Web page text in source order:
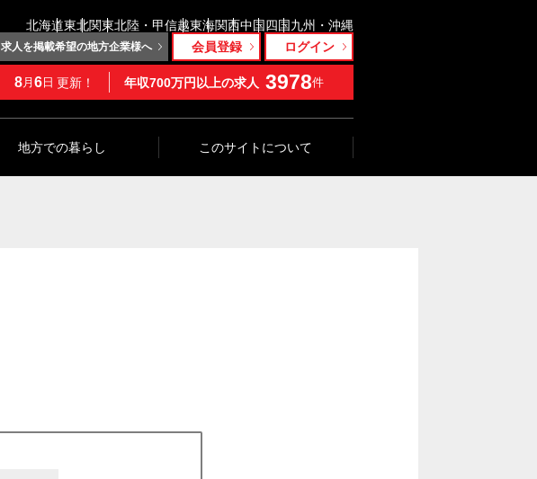
北海道東北関東北陸・甲信越東海関西中国四国九州・沖縄
求人を掲載希望の地方企業様へ 会員登録 ログイン
8月 6日 更新！ 年収700万円以上の求人 3978件
地方での暮らし このサイトについて